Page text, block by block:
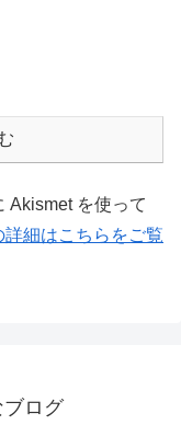
Akismet を使って
細はこちらをご覧
ログ